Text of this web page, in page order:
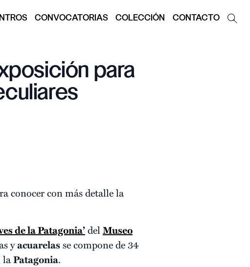
CONVOCATORIAS COLECCIÓN CONTACTO
para
conocer con más detalle la
de la Patagonia’delMuseo
yacuarelasse compone de 34
laPatagonia.